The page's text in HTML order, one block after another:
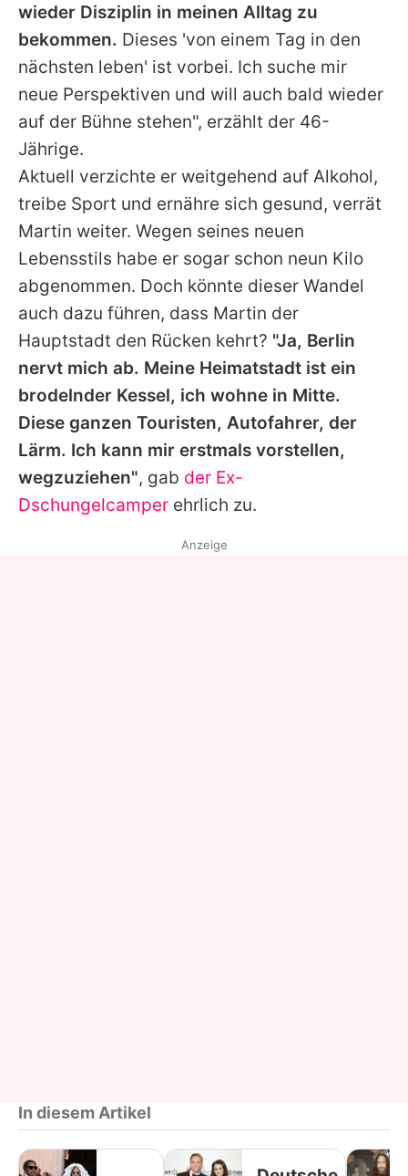
wieder Disziplin in meinen Alltag zu
bekommen. Dieses 'von einem Tag in den
nächsten leben' ist vorbei. Ich suche mir
neue Perspektiven und will auch bald wieder
auf der Bühne stehen", erzählt der 46-
Jährige.
Aktuell verzichte er weitgehend auf Alkohol,
treibe Sport und ernähre sich gesund, verrät
Martin weiter. Wegen seines neuen
Lebensstils habe er sogar schon neun Kilo
abgenommen. Doch könnte dieser Wandel
auch dazu führen, dass Martin der
Hauptstadt den Rücken kehrt? "Ja, Berlin
nervt mich ab. Meine Heimatstadt ist ein
brodelnder Kessel, ich wohne in Mitte.
Diese ganzen Touristen, Autofahrer, der
Lärm. Ich kann mir erstmals vorstellen,
wegzuziehen", gab der Ex-
Dschungelcamper ehrlich zu.
Anzeige
In diesem Artikel